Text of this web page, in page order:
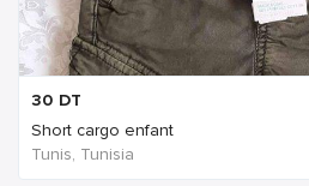
30 DT
Short cargo enfant
Tunis, Tunisia